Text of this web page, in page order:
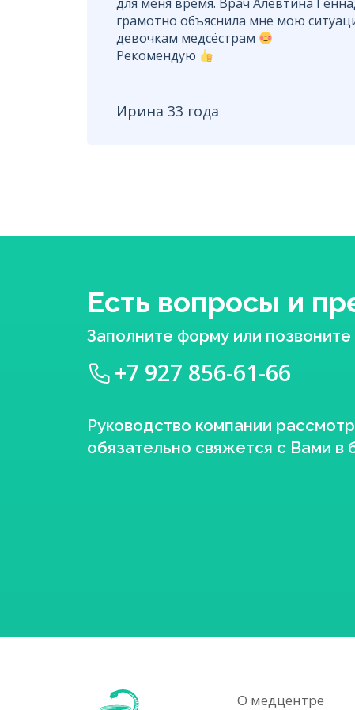
грамотно объяснила мне мою
девочкам медсёстрам
Рекомендую
Ирина 33 года
Есть вопросы и
Заполните форму или
+7 927 856-61-66
Руководство компании
обязательно свяжется с Вами
О медцентре